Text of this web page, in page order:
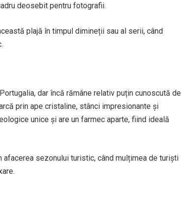
deosebit pentru fotografii.
plajă în timpul dimineții sau al serii, când
dar încă rămâne relativ puțin cunoscută de
prin ape cristaline, stânci impresionante și
unice și are un farmec aparte, fiind ideală
sezonului turistic, când mulțimea de turiști